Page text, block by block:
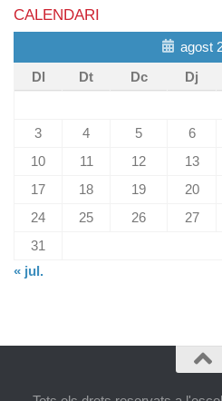
CALENDARI
agost
Dl
Dt Dc Dj
3
4 5 6
10
11 12 13
17
18 19 20
24
25 26 27
31
« jul.